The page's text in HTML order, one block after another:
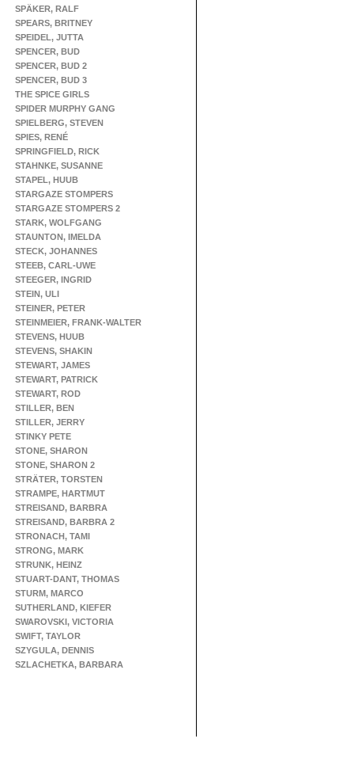
SPÄKER, RALF
SPEARS, BRITNEY
SPEIDEL, JUTTA
SPENCER, BUD
SPENCER, BUD 2
SPENCER, BUD 3
THE SPICE GIRLS
SPIDER MURPHY GANG
SPIELBERG, STEVEN
SPIES, RENÉ
SPRINGFIELD, RICK
STAHNKE, SUSANNE
STAPEL, HUUB
STARGAZE STOMPERS
STARGAZE STOMPERS 2
STARK, WOLFGANG
STAUNTON, IMELDA
STECK, JOHANNES
STEEB, CARL-UWE
STEEGER, INGRID
STEIN, ULI
STEINER, PETER
STEINMEIER, FRANK-WALTER
STEVENS, HUUB
STEVENS, SHAKIN
STEWART, JAMES
STEWART, PATRICK
STEWART, ROD
STILLER, BEN
STILLER, JERRY
STINKY PETE
STONE, SHARON
STONE, SHARON 2
STRÄTER, TORSTEN
STRAMPE, HARTMUT
STREISAND, BARBRA
STREISAND, BARBRA 2
STRONACH, TAMI
STRONG, MARK
STRUNK, HEINZ
STUART-DANT, THOMAS
STURM, MARCO
SUTHERLAND, KIEFER
SWAROVSKI, VICTORIA
SWIFT, TAYLOR
SZYGULA, DENNIS
SZLACHETKA, BARBARA